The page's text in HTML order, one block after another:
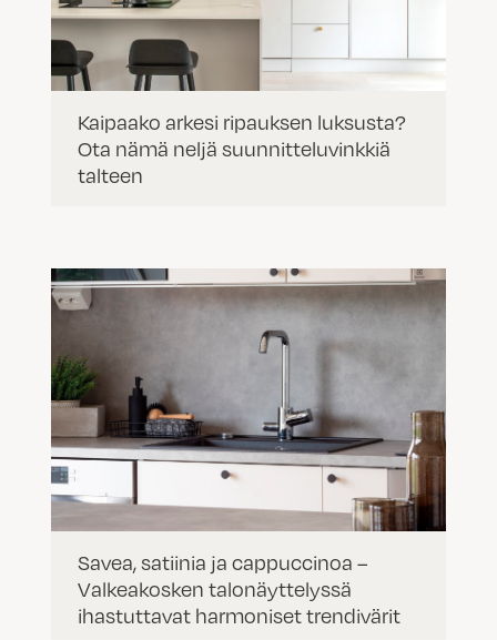
Kaipaako arkesi ripauksen luksusta?
Ota nämä neljä suunnitteluvinkkiä
talteen
Savea, satiinia ja cappuccinoa –
Valkeakosken talonäyttelyssä
ihastuttavat harmoniset trendivärit